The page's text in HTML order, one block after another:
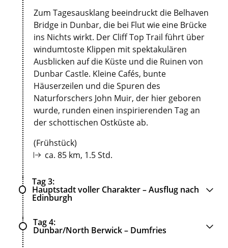
Zum Tagesausklang beeindruckt die Belhaven
Bridge in Dunbar, die bei Flut wie eine Brücke
ins Nichts wirkt. Der Cliff Top Trail führt über
windumtoste Klippen mit spektakulären
Ausblicken auf die Küste und die Ruinen von
Dunbar Castle. Kleine Cafés, bunte
Häuserzeilen und die Spuren des
Naturforschers John Muir, der hier geboren
wurde, runden einen inspirierenden Tag an
der schottischen Ostküste ab.
(Frühstück)
ca. 85 km, 1.5 Std.
Tag 3
Hauptstadt voller Charakter – Ausflug nach
Edinburgh
Tag 4
Dunbar/North Berwick – Dumfries